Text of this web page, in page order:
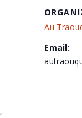
,
Au
Email: